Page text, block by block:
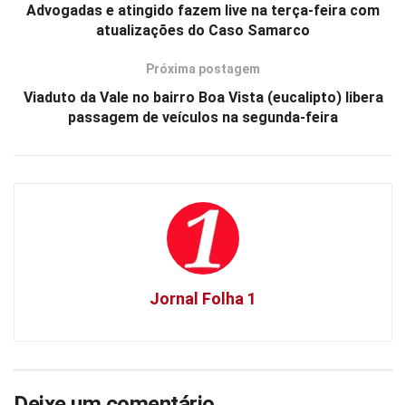
Advogadas e atingido fazem live na terça-feira com
atualizações do Caso Samarco
Próxima postagem
Viaduto da Vale no bairro Boa Vista (eucalipto) libera
passagem de veículos na segunda-feira
Jornal Folha 1